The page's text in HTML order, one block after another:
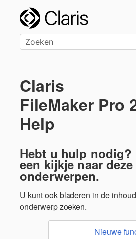
Overslaan en naar
Claris
FileMaker Pro
Help
Hebt u hulp nodig?
een kijkje naar deze
onderwerpen.
U kunt ook bladeren in de
onderwerp zoeken.
Nieuwe